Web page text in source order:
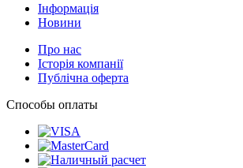
Інформація
Новини
Про нас
Історія компанії
Публічна оферта
Способы оплаты